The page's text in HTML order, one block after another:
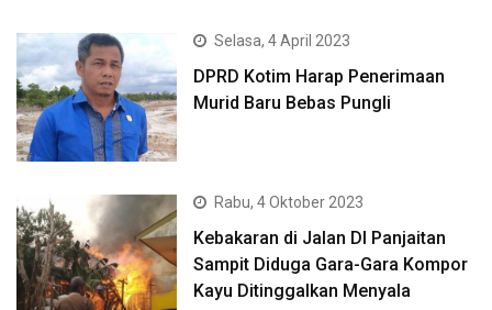
Selasa, 4 April 2023
DPRD Kotim Harap Penerimaan
Murid Baru Bebas Pungli
Rabu, 4 Oktober 2023
Kebakaran di Jalan DI Panjaitan
Sampit Diduga Gara-Gara Kompor
Kayu Ditinggalkan Menyala